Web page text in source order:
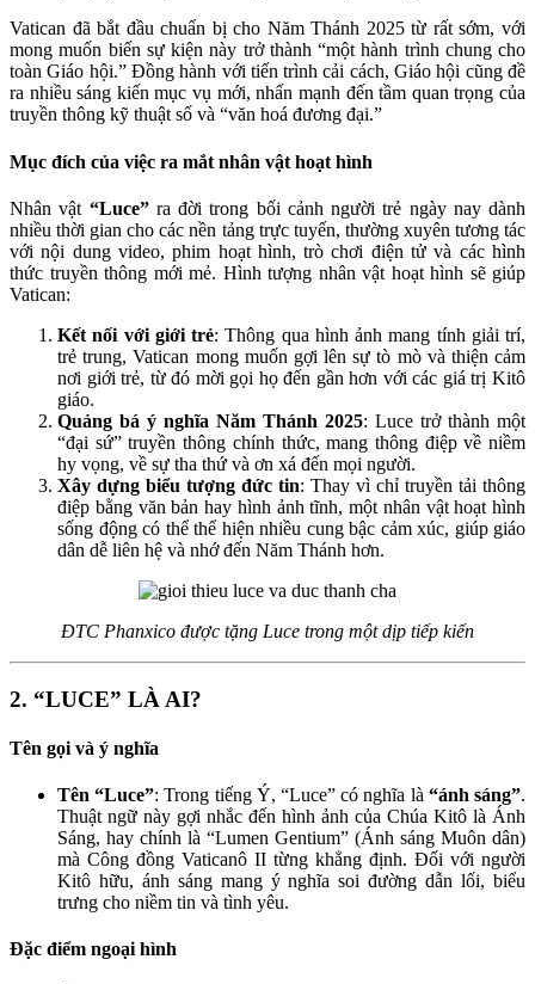
Vatican đã bắt đầu chuẩn bị cho Năm Thánh 2025 từ rất sớm, với
mong muốn biến sự kiện này trở thành “một hành trình chung cho
toàn Giáo hội.” Đồng hành với tiến trình cải cách, Giáo hội cũng đề
ra nhiều sáng kiến mục vụ mới, nhấn mạnh đến tầm quan trọng của
truyền thông kỹ thuật số và “văn hoá đương đại.”
Mục đích của việc ra mắt nhân vật hoạt hình
Nhân vật “Luce”ra đời trong bối cảnh người trẻ ngày nay dành
nhiều thời gian cho các nền tảng trực tuyến, thường xuyên tương tác
với nội dung video, phim hoạt hình, trò chơi điện tử và các hình
thức truyền thông mới mẻ. Hình tượng nhân vật hoạt hình sẽ giúp
Vatican:
Kết nối với giới trẻ: Thông qua hình ảnh mang tính giải trí,
trẻ trung, Vatican mong muốn gợi lên sự tò mò và thiện cảm
nơi giới trẻ, từ đó mời gọi họ đến gần hơn với các giá trị Kitô
giáo.
Quảng bá ý nghĩa Năm Thánh 2025: Luce trở thành một
“đại sứ” truyền thông chính thức, mang thông điệp về niềm
hy vọng, về sự tha thứ và ơn xá đến mọi người.
Xây dựng biểu tượng đức tin: Thay vì chỉ truyền tải thông
điệp bằng văn bản hay hình ảnh tĩnh, một nhân vật hoạt hình
sống động có thể thể hiện nhiều cung bậc cảm xúc, giúp giáo
dân dễ liên hệ và nhớ đến Năm Thánh hơn.
ĐTC Phanxico được tặng Luce trong một dịp tiếp kiến
2. “LUCE” LÀ AI?
Tên gọi và ý nghĩa
Tên “Luce”: Trong tiếng Ý, “Luce” có nghĩa là “ánh sáng”.
Thuật ngữ này gợi nhắc đến hình ảnh của Chúa Kitô là Ánh
Sáng, hay chính là “Lumen Gentium” (Ánh sáng Muôn dân)
mà Công đồng Vaticanô II từng khẳng định. Đối với người
Kitô hữu, ánh sáng mang ý nghĩa soi đường dẫn lối, biểu
trưng cho niềm tin và tình yêu.
Đặc điểm ngoại hình